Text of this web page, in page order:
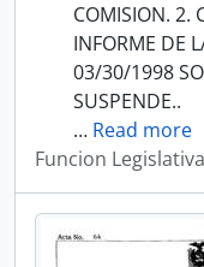
COMISION. 2.
INFORME DE
03/30/1998
SUSPENDE..
… Read more
Funcion